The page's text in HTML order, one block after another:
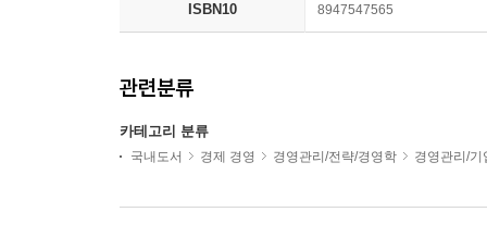
ISBN10 8947547565
관련분류
카테고리 분류
국내도서 경제 경영 경영관리/전략/경영학 경영관리/기